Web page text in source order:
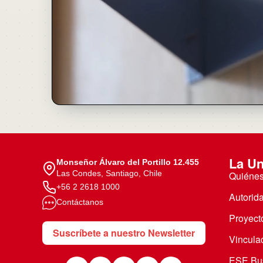
Monseñor Álvaro del Portillo 12.455
Las Condes, Santiago, Chile
+56 2 2618 1000
Contáctanos
Suscríbete a nuestro Newsletter
La